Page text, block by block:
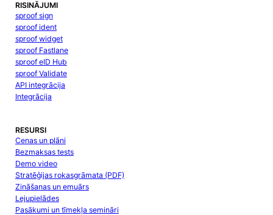
RISINĀJUMI
sproof sign
sproof ident
sproof widget
sproof Fastlane
sproof eID Hub
sproof Validate
API integrācija
Integrācija
RESURSI
Cenas un plāni
Bezmaksas tests
Demo video
Stratēģijas rokasgrāmata (PDF)
Zināšanas un emuārs
Lejupielādes
Pasākumi un tīmekļa semināri